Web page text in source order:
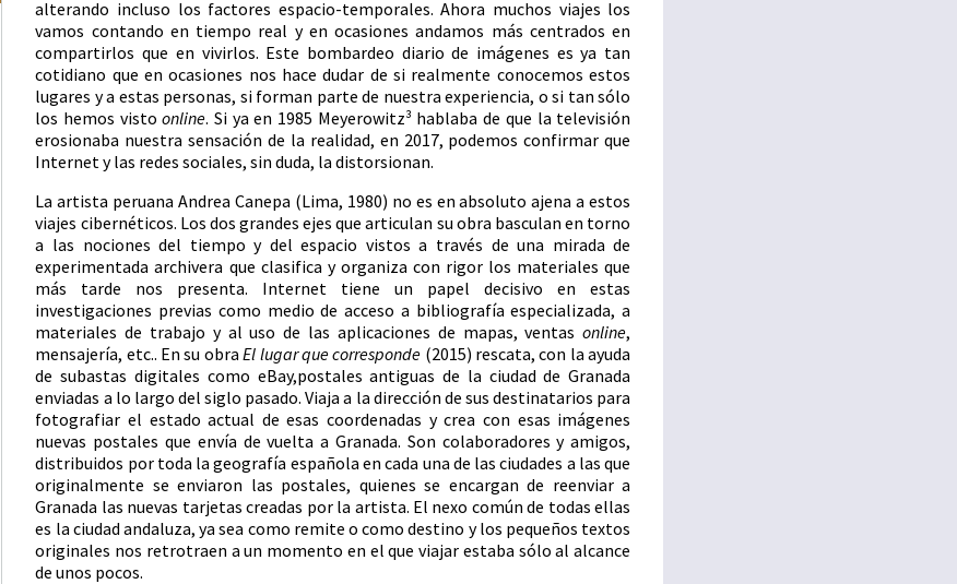
alterando incluso los factores espacio-temporales. Ahora muchos viajes los
vamos contando en tiempo real y en ocasiones andamos más centrados en
compartirlos que en vivirlos. Este bombardeo diario de imágenes es ya tan
cotidiano que en ocasiones nos hace dudar de si realmente conocemos estos
lugares y a estas personas, si forman parte de nuestra experiencia, o si tan sólo
los hemos vistoonline. Si ya en 1985 Meyerowitz³ hablaba de que la televisión
erosionaba nuestra sensación de la realidad, en 2017, podemos confirmar que
Internet y las redes sociales, sin duda, la distorsionan.
La artista peruana Andrea Canepa (Lima, 1980) no es en absoluto ajena a estos
viajes cibernéticos. Los dos grandes ejes que articulan su obra basculan en torno
a las nociones del tiempo y del espacio vistos a través de una mirada de
experimentada archivera que clasifica y organiza con rigor los materiales que
más tarde nos presenta. Internet tiene un papel decisivo en estas
investigaciones previas como medio de acceso a bibliografía especializada, a
materiales de trabajo y al uso de las aplicaciones de mapas, ventasonline,
mensajería, etc.. En su obraEl lugar que corresponde (2015) rescata, con la ayuda
de subastas digitales como eBay,postales antiguas de la ciudad de Granada
enviadas a lo largo del siglo pasado. Viaja a la dirección de sus destinatarios para
fotografiar el estado actual de esas coordenadas y crea con esas imágenes
nuevas postales que envía de vuelta a Granada. Son colaboradores y amigos,
distribuidos por toda la geografía española en cada una de las ciudades a las que
originalmente se enviaron las postales, quienes se encargan de reenviar a
Granada las nuevas tarjetas creadas por la artista. El nexo común de todas ellas
es la ciudad andaluza, ya sea como remite o como destino y los pequeños textos
originales nos retrotraen a un momento en el que viajar estaba sólo al alcance
de unos pocos.